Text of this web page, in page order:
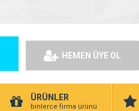
HEMEN ÜYE OL
ÜRÜNLER
binlerce firma ürünü